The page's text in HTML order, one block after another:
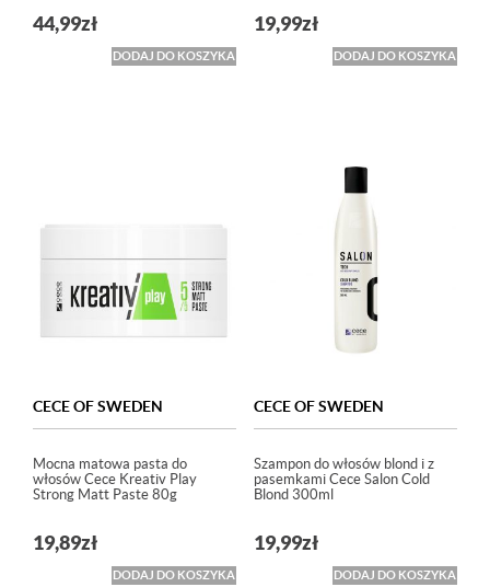
44,99zł
DODAJ DO KOSZYKA
19,99zł
DODAJ DO KOSZYKA
CECE OF SWEDEN
Mocna matowa pasta do
włosów Cece Kreativ Play
Strong Matt Paste 80g
19,89zł
DODAJ DO KOSZYKA
CECE OF SWEDEN
Szampon do włosów blond i z
pasemkami Cece Salon Cold
Blond 300ml
19,99zł
DODAJ DO KOSZYKA